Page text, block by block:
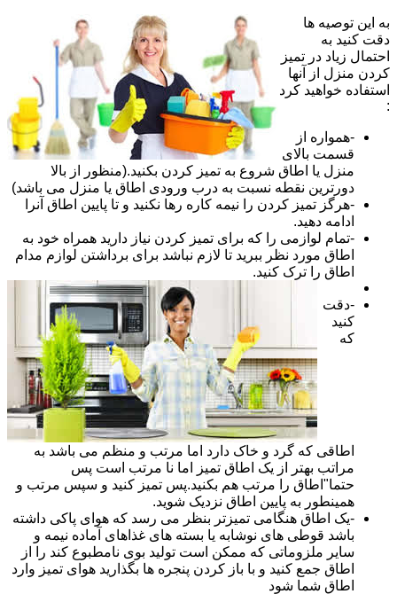
به این توصیه ها
دقت کنید به
احتمال زیاد در تمیز
کردن منزل از آنها
استفاده خواهید کرد
:
-همواره از
قسمت بالای
منزل یا اطاق شروع به تمیز کردن بکنید.(منظور از بالا
دورترین نقطه نسبت به درب ورودی اطاق یا منزل می باشد)
-هرگز تمیز کردن را نیمه کاره رها نکنید و تا پایین اطاق آنرا
ادامه دهید.
-تمام لوازمی را که برای تمیز کردن نیاز دارید همراه خود به
اطاق مورد نظر ببرید تا لازم نباشد برای برداشتن لوازم مدام
اطاق را ترک کنید.
-دقت
کنید
که
اطاقی که گرد و خاک دارد اما مرتب و منظم می باشد به
مراتب بهتر از یک اطاق تمیز اما نا مرتب است پس
حتما"اطاق را مرتب هم بکنید.پس تمیز کنید و سپس مرتب و
همینطور به پایین اطاق نزدیک شوید.
-یک اطاق هنگامی تمیزتر بنظر می رسد که هوای پاکی داشته
باشد قوطی های نوشابه یا بسته های غذاهای آماده نیمه و
سایر ملزوماتی که ممکن است تولید بوی نامطبوع کند را از
اطاق جمع کنید و با باز کردن پنجره ها بگذارید هوای تمیز وارد
اطاق شما شود